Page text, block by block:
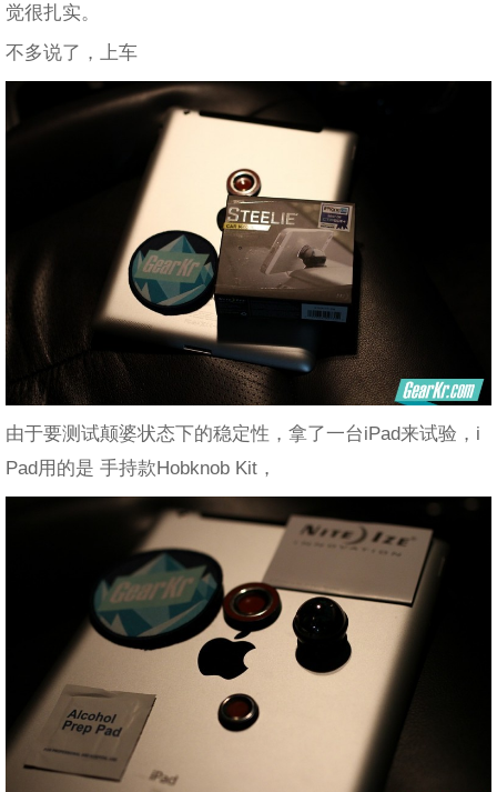
觉很扎实。
不多说了，上车
由于要测试颠婆状态下的稳定性，拿了一台iPad来试验，i
Pad用的是 手持款Hobknob Kit，